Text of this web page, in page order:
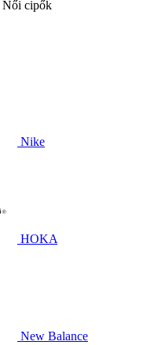
Női cipők
Nike
HOKA
New Balance